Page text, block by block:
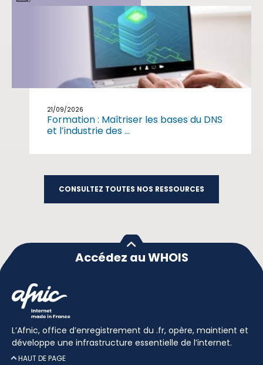
21/09/2026
Formation : Maîtriser les bases du DNS
et l’industrie des ...
CONSULTEZ TOUTES NOS RESSOURCES
Accédez au WHOIS
L’Afnic, office d’enregistrement du .fr, opère, maintient et
développe une infrastructure essentielle de l’internet.
HAUT DE PAGE